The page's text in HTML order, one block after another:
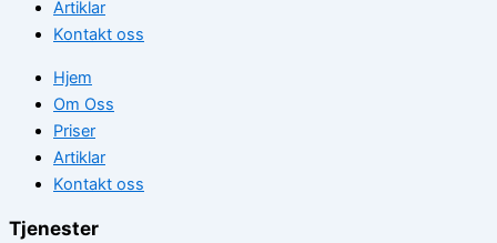
Artiklar
Kontakt oss
Hjem
Om Oss
Priser
Artiklar
Kontakt oss
Tjenester